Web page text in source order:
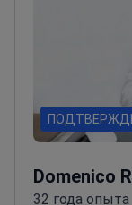
Domenico
32 года опыта